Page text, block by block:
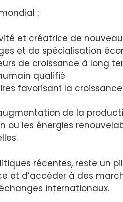
:
et créatrice de
et de spécialisation
de croissance à long
qualifié
favorisant la croissance
de la
ou les énergies
récentes, reste un
et d’accéder à des
internationaux.